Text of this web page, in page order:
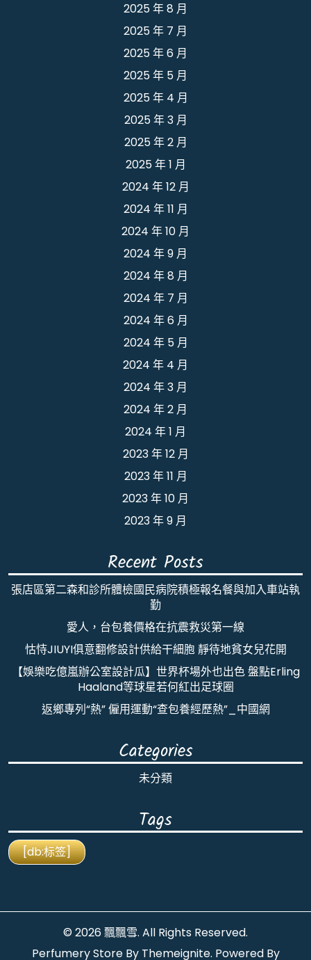
2025 年 8 月
2025 年 7 月
2025 年 6 月
2025 年 5 月
2025 年 4 月
2025 年 3 月
2025 年 2 月
2025 年 1 月
2024 年 12 月
2024 年 11 月
2024 年 10 月
2024 年 9 月
2024 年 8 月
2024 年 7 月
2024 年 6 月
2024 年 5 月
2024 年 4 月
2024 年 3 月
2024 年 2 月
2024 年 1 月
2023 年 12 月
2023 年 11 月
2023 年 10 月
2023 年 9 月
Recent Posts
張店區第二森和診所體檢國民病院積極報名餐與加入車站執
勤
愛人，台包養價格在抗震救災第一線
怙恃JIUYI俱意翻修設計供給干細胞 靜待地貧女兒花開
【娛樂吃億嵐辦公室設計瓜】世界杯場外也出色 盤點Erling
Haaland等球星若何紅出足球圈
返鄉專列“熱” 僱用運動“查包養經歷熱”_中國網
Categories
未分類
Tags
[db:标签]
© 2026飄飄雪. All Rights Reserved.
Perfumery Store By Themeignite. Powered By